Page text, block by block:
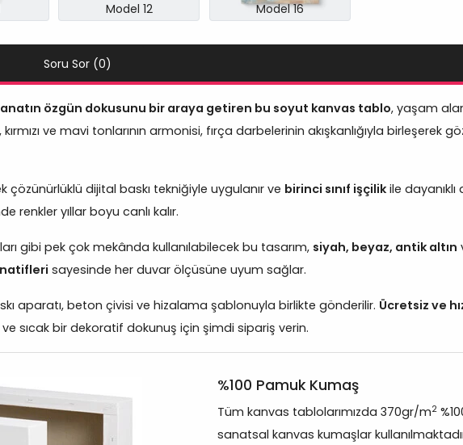
Model 12 Model 16
Soru Sor (0)
özgün dokusunu bir araya getiren bu soyut kanvas tablo, yaşam
ve mavi tonlarının armonisi, fırça darbelerinin akışkanlığıyla birleşerek
çözünürlüklü dijital baskı tekniğiyle uygulanır ve birinci sınıf işçilik ile
renkler yıllar boyu canlı kalır.
gibi pek çok mekânda kullanılabilecek bu tasarım, siyah, beyaz, antik altın
sayesinde her duvar ölçüsüne uyum sağlar.
aparatı, beton çivisi ve hizalama şablonuyla birlikte gönderilir. Ücretsiz ve
sıcak bir dekoratif dokunuş için şimdi sipariş verin.
%100 Pamuk Kumaş
Tüm kanvas tablolarımızda 370gr/m2
sanatsal kanvas kumaşlar